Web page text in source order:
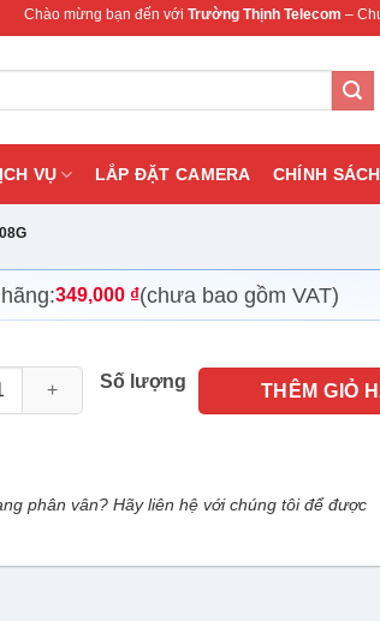
bạn đến vớiTrường Thịnh Telecom– Chuyên cung
VỤ LẮP ĐẶT CAMERA CHÍNH SÁCH
349,000 ₫(chưa bao gồm VAT)
Số lượng
TP-Link 8 cổng 10/100/1000Mbps
THÊM GIỎ
phân vân? Hãy liên hệ với chúng tôi để được